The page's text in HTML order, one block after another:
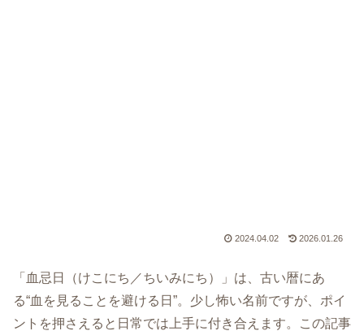
2024.04.02 2026.01.26
「血忌日（けこにち／ちいみにち）」は、古い暦にあ
る“血を見ることを避ける日”。少し怖い名前ですが、ポイ
ントを押さえると日常では上手に付き合えます。この記事